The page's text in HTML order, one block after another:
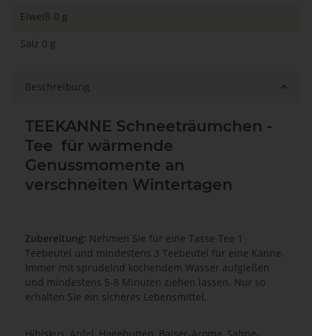
Eiweiß 0 g
Salz 0 g
Beschreibung
TEEKANNE Schneeträumchen -
Tee für wärmende
Genussmomente an
verschneiten Wintertagen
Zubereitung: Nehmen Sie für eine Tasse Tee 1
Teebeutel und mindestens 3 Teebeutel für eine Kanne.
Immer mit sprudelnd kochendem Wasser aufgießen
und mindestens 5-8 Minuten ziehen lassen. Nur so
erhalten Sie ein sicheres Lebensmittel.